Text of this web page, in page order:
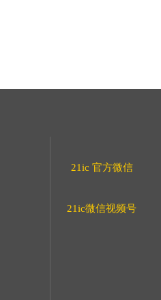
21ic 官方微信
21ic微信视频号